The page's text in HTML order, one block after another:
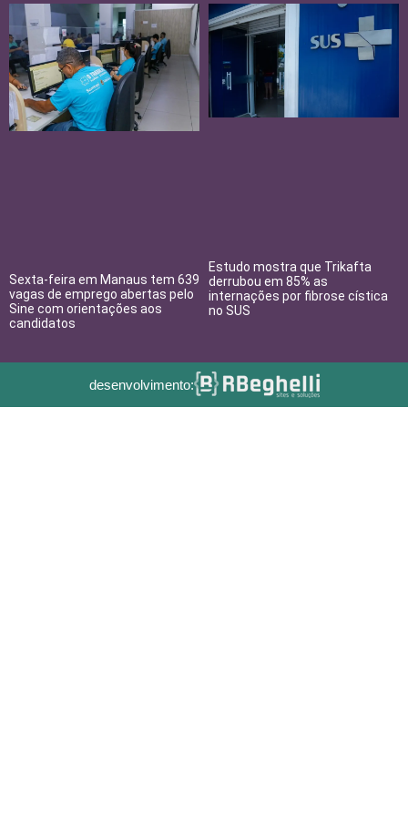
Sexta-feira em Manaus tem 639
vagas de emprego abertas pelo
Sine com orientações aos
candidatos
Estudo mostra que Trikafta
derrubou em 85% as
internações por fibrose cística
no SUS
desenvolvimento: